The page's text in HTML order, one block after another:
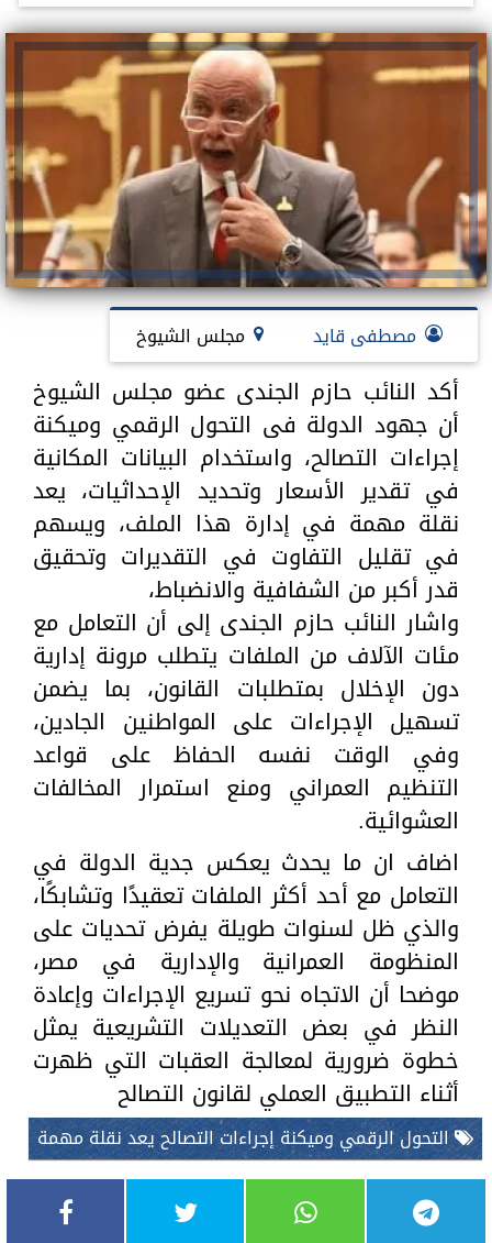
مصطفى قايد مجلس الشيوخ
أكد النائب حازم الجندى عضو مجلس الشيوخ
أن جهود الدولة فى التحول الرقمي وميكنة
إجراءات التصالح، واستخدام البيانات المكانية
في تقدير الأسعار وتحديد الإحداثيات، يعد
نقلة مهمة في إدارة هذا الملف، ويسهم
في تقليل التفاوت في التقديرات وتحقيق
قدر أكبر من الشفافية والانضباط،
واشار النائب حازم الجندى إلى أن التعامل مع
مئات الآلاف من الملفات يتطلب مرونة إدارية
دون الإخلال بمتطلبات القانون، بما يضمن
تسهيل الإجراءات على المواطنين الجادين،
وفي الوقت نفسه الحفاظ على قواعد
التنظيم العمراني ومنع استمرار المخالفات
العشوائية.
اضاف ان ما يحدث يعكس جدية الدولة في
التعامل مع أحد أكثر الملفات تعقيدًا وتشابكًا،
والذي ظل لسنوات طويلة يفرض تحديات على
المنظومة العمرانية والإدارية في مصر،
موضحا أن الاتجاه نحو تسريع الإجراءات وإعادة
النظر في بعض التعديلات التشريعية يمثل
خطوة ضرورية لمعالجة العقبات التي ظهرت
أثناء التطبيق العملي لقانون التصالح
التحول الرقمي وميكنة إجراءات التصالح يعد نقلة مهمة